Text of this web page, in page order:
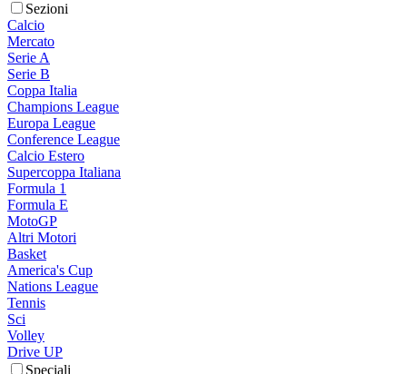
Sezioni
Calcio
Mercato
Serie A
Serie B
Coppa Italia
Champions League
Europa League
Conference League
Calcio Estero
Supercoppa Italiana
Formula 1
Formula E
MotoGP
Altri Motori
Basket
America's Cup
Nations League
Tennis
Sci
Volley
Drive UP
Speciali